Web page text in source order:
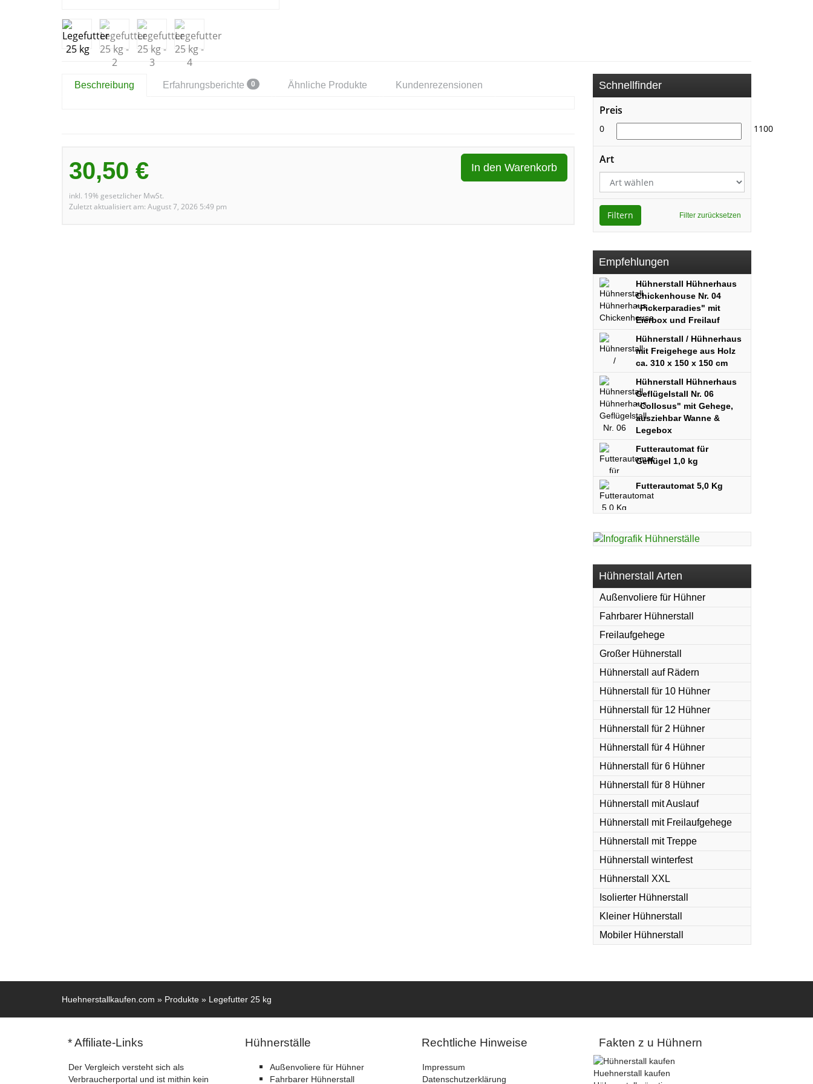
Beschreibung Erfahrungsberichte 0 Ähnliche Produkte Kundenrezensionen
30,50 €
inkl. 19% gesetzlicher MwSt.
Zuletzt aktualisiert am: August 7, 2026 5:49 pm
In den Warenkorb
Schnellfinder
Preis
0 1100
Art
Filter zurücksetzen
Filtern
Empfehlungen
Hühnerstall Hühnerhaus
Chickenhouse Nr. 04
"Pickerparadies" mit
Eierbox und Freilauf
Hühnerstall / Hühnerhaus
mit Freigehege aus Holz
ca. 310 x 150 x 150 cm
Hühnerstall Hühnerhaus
Geflügelstall Nr. 06
"Collosus" mit Gehege,
ausziehbar Wanne &
Legebox
Futterautomat für
Geflügel 1,0 kg
Futterautomat 5,0 Kg
Hühnerstall Arten
Außenvoliere für Hühner
Fahrbarer Hühnerstall
Freilaufgehege
Großer Hühnerstall
Hühnerstall auf Rädern
Hühnerstall für 10 Hühner
Hühnerstall für 12 Hühner
Hühnerstall für 2 Hühner
Hühnerstall für 4 Hühner
Hühnerstall für 6 Hühner
Hühnerstall für 8 Hühner
Hühnerstall mit Auslauf
Hühnerstall mit Freilaufgehege
Hühnerstall mit Treppe
Hühnerstall winterfest
Hühnerstall XXL
Isolierter Hühnerstall
Kleiner Hühnerstall
Mobiler Hühnerstall
Huehnerstallkaufen.com » Produkte » Legefutter 25 kg
* Affiliate-Links
Der Vergleich versteht sich als
Verbraucherportal und ist mithin kein
Hühnerställe
Außenvoliere für Hühner
Fahrbarer Hühnerstall
Rechtliche Hinweise
Impressum
Datenschutzerklärung
Fakten z u Hühnern